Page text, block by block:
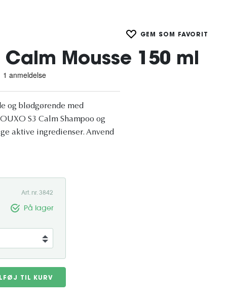
GEM SOM FAVORIT
Mousse 150 ml
og blødgørende med
S3 Calm Shampoo og
aktive ingredienser. Anvend
Art. nr. 3842
På lager
TIL KURV